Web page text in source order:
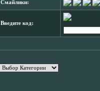
Смайлики:
Введите код: